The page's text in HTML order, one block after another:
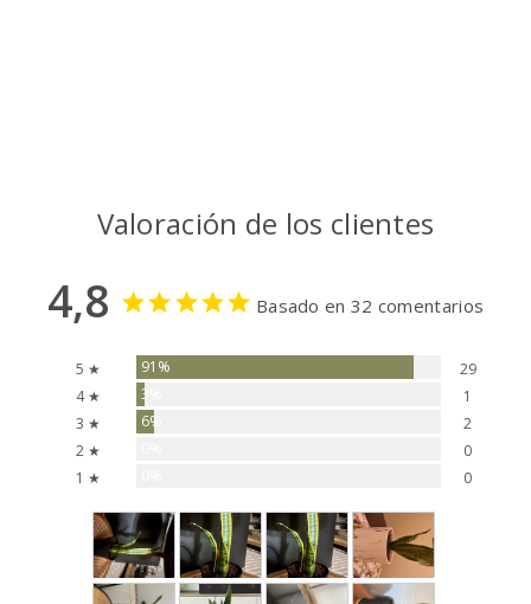
Valoración de los clientes
4,8 Basado en 32 comentarios
5 ★ 91%
29
4 ★
3%
1
3 ★
6%
2
2 ★
0
1 ★
0